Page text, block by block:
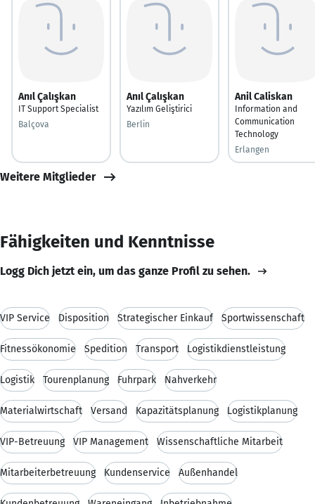
Anıl Çalışkan
IT Support Specialist
Balçova
Anıl Çalışkan
Yazılım Geliştirici
Berlin
Anil Caliskan
Information and
Communication
Technology
Erlangen
Weitere Mitglieder
Fähigkeiten und Kenntnisse
Logg Dich jetzt ein, um das ganze Profil zu sehen.
VIP Service Disposition Strategischer Einkauf Sportwissenschaft
Fitnessökonomie Spedition Transport Logistikdienstleistung
Logistik Tourenplanung Fuhrpark Nahverkehr
Materialwirtschaft Versand Kapazitätsplanung Logistikplanung
VIP-Betreuung VIP Management Wissenschaftliche Mitarbeit
Mitarbeiterbetreuung Kundenservice Außenhandel